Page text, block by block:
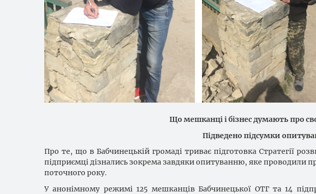
Що мешканці і бізнес думають про
Підведено підсумки
Про те, що в Бабчинецькій громаді триває підготовка Стратегії
підприємці дізнались зокрема завдяки опитуванню, яке проводили
поточного року.
У анонімному режимі 125 мешканців Бабчинецької ОТГ та 14